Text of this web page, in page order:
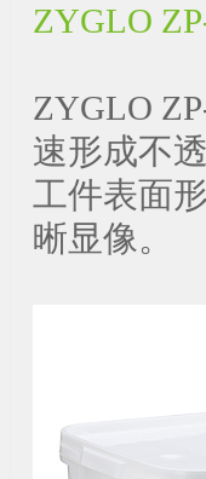
ZYGLO
ZYGLO
速形成不
工件表面
晰显像。